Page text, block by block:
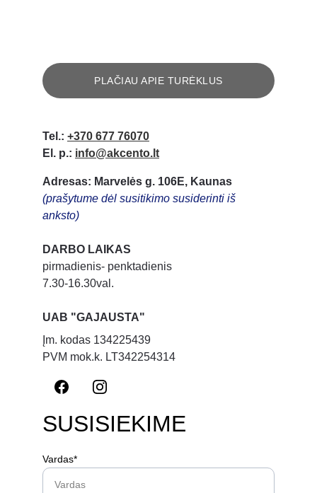
PLAČIAU APIE TURĖKLUS
SUSISIEKIME
Adresas: Marvelės g. 106E, Kaunas
(prašytume dėl susitikimo susiderinti iš
anksto)
Tel.: +370 677 76070
El. p.: info@akcento.lt
Vardas*
DARBO LAIKAS
pirmadienis- penktadienis
7.30-16.30val.
UAB "GAJAUSTA"
Įm. kodas 134225439
PVM mok.k. LT342254314